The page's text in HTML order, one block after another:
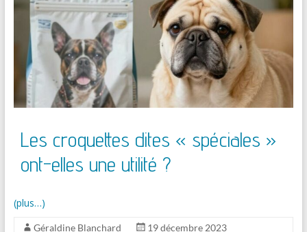
Les croquettes dites « spéciales »
ont-elles une utilité ?
(plus…)
Géraldine Blanchard
19 décembre 2023